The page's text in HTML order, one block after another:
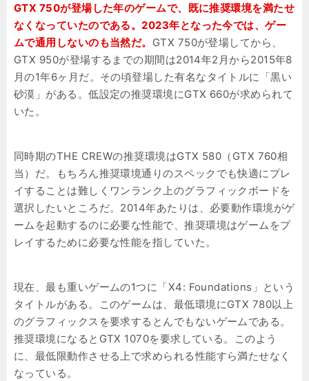
GTX 750が登場した年のゲームで、既に推奨環境を満たせ
なくなっていたのである。2023年となった今では、ゲー
ムで通用しないのも当然だ。 GTX 750が登場してから、
GTX 950が登場するまでの期間は2014年2月から2015年8
月の1年6ヶ月だ。その頃登場した有名なタイトルに「黒い
砂漠」がある。低設定の推奨環境にGTX 660が求められて
いた。
同時期のTHE CREWの推奨環境はGTX 580（GTX 760相
当）だ。もちろん推奨環境通りのスペックでも快適にプレ
イすることは難しくワンランク上のグラフィックボードを
選択したいところだ。2014年あたりは、必要動作環境がゲ
ームを起動するのに必要な性能で、推奨環境はゲームをプ
レイするために必要な性能を指していた。
現在、最も重いゲームの1つに「X4: Foundations」という
タイトルがある。このゲームは、最低環境にGTX 780以上
のグラフィックスを要求するとんでもないゲームである。
推奨環境になるとGTX 1070を要求している。このよう
に、最低限動作させる上で求められる性能すら満たせなく
なっている。